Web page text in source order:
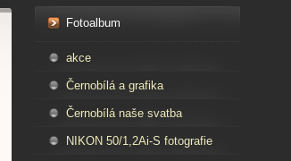
Fotoalbum
akce
Černobílá a grafika
Černobílá naše svatba
NIKON 50/1,2Ai-S fotografie